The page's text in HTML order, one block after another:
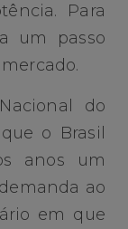
Para
um passo
do
o Brasil
anos um
ao
em que